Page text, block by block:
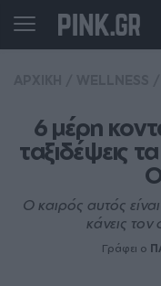
6 μέρη
ταξιδέψεις
Ο καιρός αυτός
κάνεις
Γράφει ο